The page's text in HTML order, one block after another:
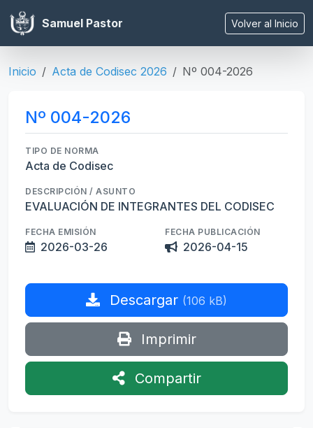
Samuel Pastor Volver al Inicio
Inicio Acta de Codisec 2026 Nº 004-2026
Nº 004-2026
TIPO DE NORMA
Acta de Codisec
DESCRIPCIÓN / ASUNTO
EVALUACIÓN DE INTEGRANTES DEL CODISEC
FECHA EMISIÓN
2026-03-26
FECHA PUBLICACIÓN
2026-04-15
Descargar (106 kB)
Imprimir
Compartir